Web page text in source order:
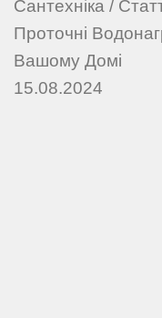
Сантехніка /
Проточні
Вашому Домі
15.08.2024